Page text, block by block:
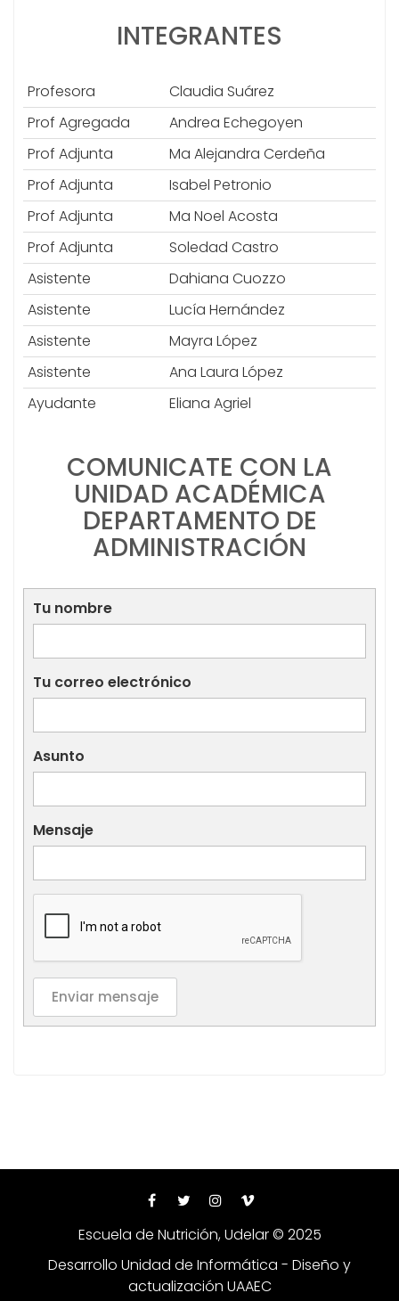
INTEGRANTES
Profesora
Claudia Suárez
Prof Agregada
Andrea Echegoyen
Prof Adjunta
Ma Alejandra Cerdeña
Prof Adjunta
Isabel Petronio
Prof Adjunta
Ma Noel Acosta
Prof Adjunta
Soledad Castro
Asistente
Dahiana Cuozzo
Asistente
Lucía Hernández
Asistente
Mayra López
Asistente
Ana Laura López
Ayudante
Eliana Agriel
COMUNICATE CON LA
UNIDAD ACADÉMICA
DEPARTAMENTO DE
ADMINISTRACIÓN
Tu nombre
Tu correo electrónico
Asunto
Mensaje
Enviar mensaje
Escuela de Nutrición, Udelar © 2025
Desarrollo Unidad de Informática - Diseño y
actualización UAAEC